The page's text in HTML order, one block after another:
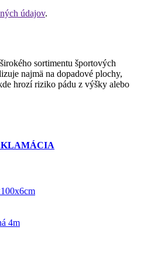
údajov.
sortimentu športových
najmä na dopadové plochy,
hrozí riziko pádu z výšky alebo
4m